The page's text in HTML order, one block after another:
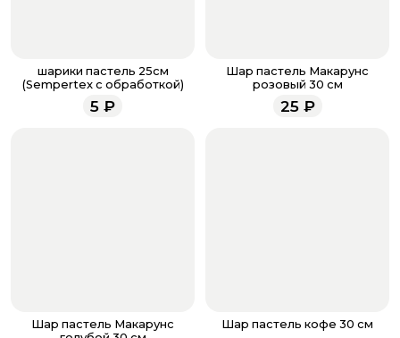
звоните по номеру телефона
8 (927) 936-71-86
напишите WhatsApp
+7 937 333-66-53. Наши
менеджеры работают ежедневно с 9.00 до 23.00 и
всегда рады проконсультировать вас.
шарики пастель 25см
(Sempertex с обработкой)
5 ₽
Шар пастель Макарунс
розовый 30 см
25₽
Шар пастель Макарунс
Шар пастель кофе 30 см